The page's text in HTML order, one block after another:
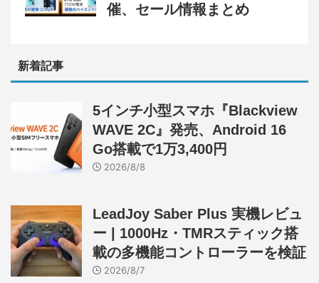
催、セール情報まとめ
新着記事
5インチ小型スマホ『Blackview
WAVE 2C』発売、Android 16
Go搭載で1万3,400円
2026/8/8
LeadJoy Saber Plus 実機レビュ
ー | 1000Hz・TMRスティック搭
載の多機能コントローラーを検証
2026/8/7